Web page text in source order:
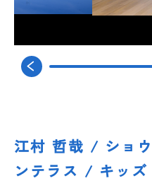
江村 哲哉 / ショ
ンテラス / キッズ
出版物案内